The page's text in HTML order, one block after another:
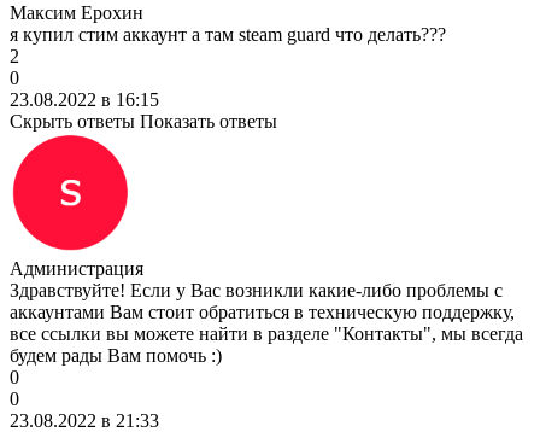
Максим Ерохин
я купил стим аккаунт а там steam guard что делать???
2
0
23.08.2022 в 16:15
Скрыть ответы Показать ответы
Администрация
Здравствуйте! Если у Вас возникли какие-либо проблемы с
аккаунтами Вам стоит обратиться в техническую поддержку,
все ссылки вы можете найти в разделе "Контакты", мы всегда
будем рады Вам помочь :)
0
0
23.08.2022 в 21:33